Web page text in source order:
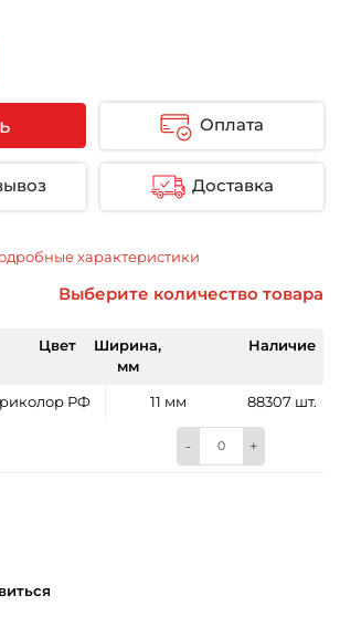
Оплата
Доставка
характеристики
Выберите количество товара
Цвет
Ширина,
мм
Наличие
РФ 11 мм 88307 шт.
- +